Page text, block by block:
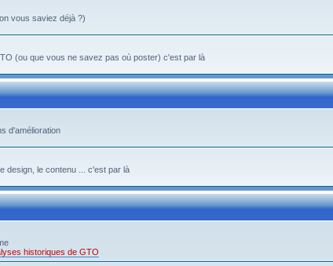
vous saviez déjà ?)
(ou que vous ne savez pas où poster) c'est par là
d'amélioration
design, le contenu ... c'est par là
historiques de GTO